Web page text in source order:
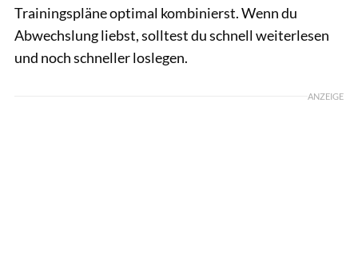
Trainingspläne optimal kombinierst. Wenn du
Abwechslung liebst, solltest du schnell weiterlesen
und noch schneller loslegen.
ANZEIGE